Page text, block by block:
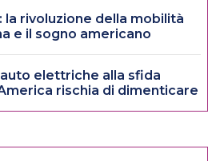
rivoluzione della mobilità
e il sogno americano
auto elettriche alla sfida
rischia di dimenticare